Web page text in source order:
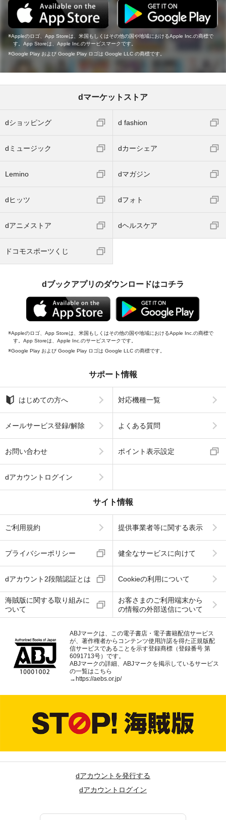
Appleのロゴ、App Storeは、米国もしくはその他の国や地域におけるApple Inc.の商標で
す。App Storeは、Apple Inc.のサービスマークです。
Google Play および Google Play ロゴは Google LLC の商標です。
dマーケットストア
dショッピング d fashion
dミュージック dカーシェア
Lemino dマガジン
dヒッツ dフォト
dアニメストア dヘルスケア
ドコモスポーツくじ
dブックアプリのダウンロードはコチラ
Appleのロゴ、App Storeは、米国もしくはその他の国や地域におけるApple Inc.の商標で
す。App Storeは、Apple Inc.のサービスマークです。
Google Play および Google Play ロゴは Google LLC の商標です。
サポート情報
はじめての方へ 対応機種一覧
メールサービス登録/解除 よくある質問
お問い合わせ ポイント表示設定
dアカウントログイン
サイト情報
ご利用規約 提供事業者等に関する表示
プライバシーポリシー 健全なサービスに向けて
dアカウント2段階認証とは Cookieの利用について
海賊版に関する取り組みに
ついて
お客さまのご利用端末から
の情報の外部送信について
ABJマークは、この電子書店・電子書籍配信サービス
が、著作権者からコンテンツ使用許諾を得た正規版配
信サービスであることを示す登録商標（登録番号 第
6091713号）です。
ABJマークの詳細、ABJマークを掲示しているサービス
の一覧はこちら
→https://aebs.or.jp/
dアカウントを発行する
dアカウントログイン